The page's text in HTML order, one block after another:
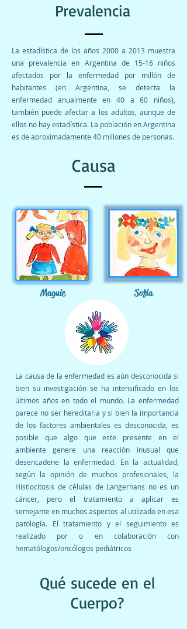
Prevalencia
La estadística de los años 2000 a 2013 muestra
una prevalencia en Argentina de 15-16 niños
afectados por la enfermedad por millón de
habitantes (en Argentina, se detecta la
enfermedad anualmente en 40 a 60 niños),
también puede afectar a los adultos, aunque de
ellos no hay estadística. La población en Argentina
es de aproximadamente 40 millones de personas.
Causa
Maguie Sofia
La causa de la enfermedad es aún desconocida si
bien su investigación se ha intensificado en los
últimos años en todo el mundo. La enfermedad
parece no ser hereditaria y si bien la importancia
de los factores ambientales es desconocida, es
posible que algo que este presente en el
ambiente genere una reacción inusual que
desencadene la enfermedad. En la actualidad,
según la opinión de muchos profesionales, la
Histiocitosis de células de Langerhans no es un
cáncer, pero el tratamiento a aplicar es
semejante en muchos aspectos al utilizado en esa
patología. El tratamiento y el seguimiento es
realizado por o en colaboración con
hematólogos/oncólogos pediátricos
Qué sucede en el
Cuerpo?